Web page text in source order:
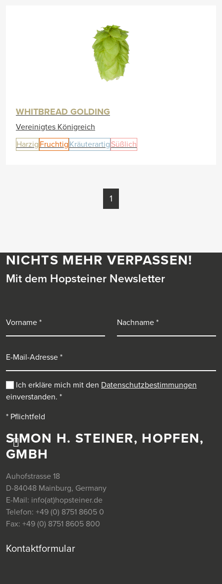
WHITBREAD GOLDING
Vereinigtes Königreich
Harzig Fruchtig Kräuterartig Süßlich
1
SIMON H. STEINER, HOPFEN,
GMBH
Auhofstrasse 18
D-84048 Mainburg, Germany
E-Mail: info(at)hopsteiner.de
Telefon: +49 (0) 8751 8605 0
Fax: +49 (0) 8751 8605 800
Kontaktformular
NICHTS MEHR VERPASSEN!
Mit dem Hopsteiner Newsletter
Ich erkläre mich mit den Datenschutzbestimmungen
einverstanden. *
* Pflichtfeld